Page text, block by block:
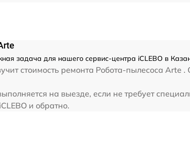
задача для нашего сервис-центра iCLEBO в
стоимость ремонта Робота-пылесоса Arte .
на выезде, если не требует
и обратно.